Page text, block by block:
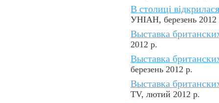
В столиці
УНІАН, березень 2012
Выставка
2012 р.
Выставка
березень 2012 р.
Выставка
TV, лютий 2012 р.